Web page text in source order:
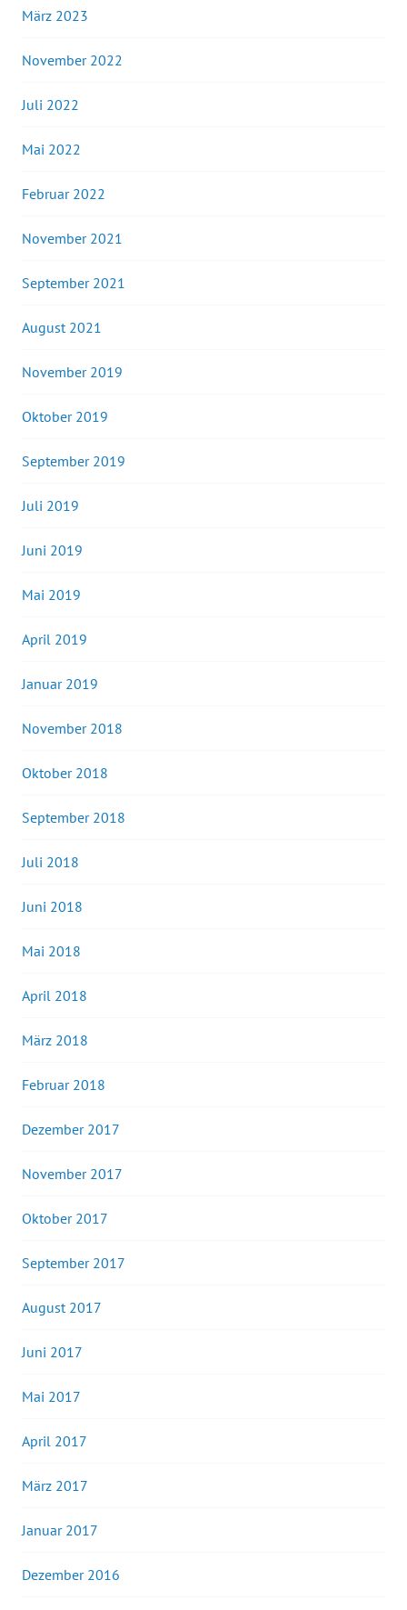
März 2023
November 2022
Juli 2022
Mai 2022
Februar 2022
November 2021
September 2021
August 2021
November 2019
Oktober 2019
September 2019
Juli 2019
Juni 2019
Mai 2019
April 2019
Januar 2019
November 2018
Oktober 2018
September 2018
Juli 2018
Juni 2018
Mai 2018
April 2018
März 2018
Februar 2018
Dezember 2017
November 2017
Oktober 2017
September 2017
August 2017
Juni 2017
Mai 2017
April 2017
März 2017
Januar 2017
Dezember 2016